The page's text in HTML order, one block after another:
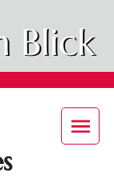
Blick